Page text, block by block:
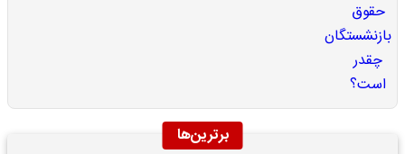
برترین‌ها